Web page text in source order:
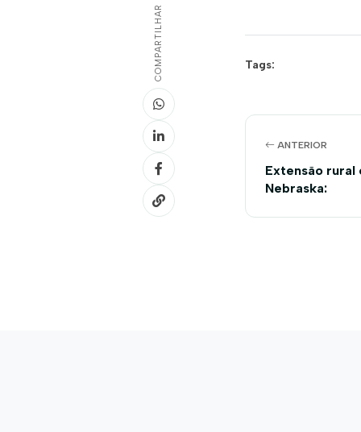
COMPARTILHAR Tags:
ANTERIOR
Extensão rural
Nebraska: